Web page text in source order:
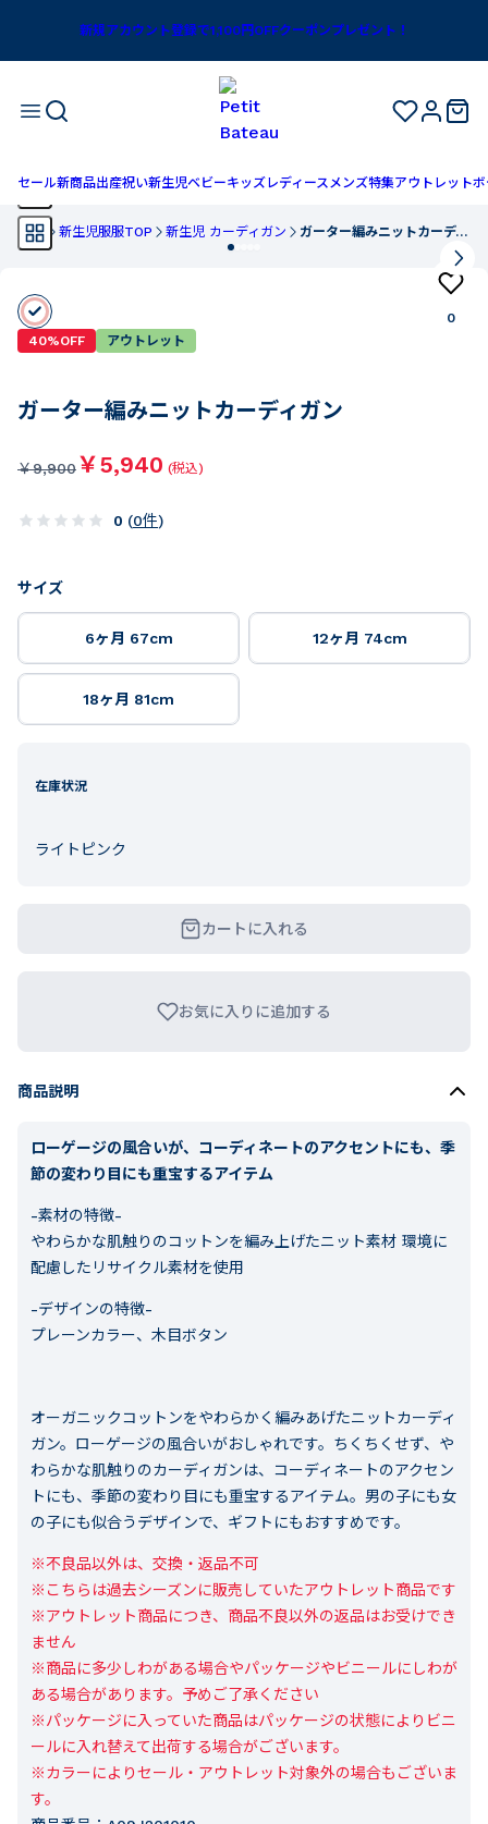
新規アカウント登録で1,100円OFFクーポンプレゼント！
セール新商品出産祝い新生児ベビーキッズ レディースメンズ特集アウトレットボ
TOP 新生児服服TOP 新生児 カーディガン ガーター編みニットカーディガン
0
40%OFF
アウトレット
ガーター編みニットカーディガン
￥9,900￥5,940 (税込)
0 (0件)
サイズ
6ヶ月 67cm 12ヶ月 74cm
18ヶ月 81cm
在庫状況
ライトピンク
カートに入れる
お気に入りに追加する
商品説明
ローゲージの風合いが、コーディネートのアクセントにも、季
節の変わり目にも重宝するアイテム
-素材の特徴-
やわらかな肌触りのコットンを編み上げたニット素材 環境に
配慮したリサイクル素材を使用
-デザインの特徴-
プレーンカラー、木目ボタン
オーガニックコットンをやわらかく編みあげたニットカーディ
ガン。ローゲージの風合いがおしゃれです。ちくちくせず、や
わらかな肌触りのカーディガンは、コーディネートのアクセン
トにも、季節の変わり目にも重宝するアイテム。男の子にも女
の子にも似合うデザインで、ギフトにもおすすめです。
※不良品以外は、交換・返品不可
※こちらは過去シーズンに販売していたアウトレット商品です
※アウトレット商品につき、商品不良以外の返品はお受けでき
ません
※商品に多少しわがある場合やパッケージやビニールにしわが
ある場合があります。予めご了承ください
※パッケージに入っていた商品はパッケージの状態によりビニ
ールに入れ替えて出荷する場合がございます。
※カラーによりセール・アウトレット対象外の場合もございま
す。